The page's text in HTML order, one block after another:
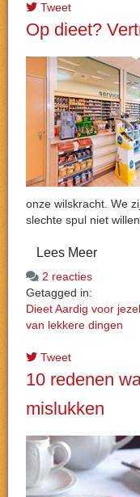
Tweet
Op dieet?
onze wilskracht. We
slechte spul niet
Lees Meer
2 reacties
Getagged in:
DieetAardig voor
van lekkere dingen
Tweet
10 redenen
mislukken